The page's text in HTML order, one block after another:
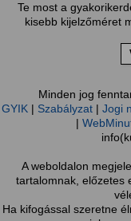
Te most a
kisebb kijelzőméret
Minden jog
GYIK| Szabályzat| Jogi
|
A weboldalon
tartalomnak, előzetes
Ha kifogással szeretne